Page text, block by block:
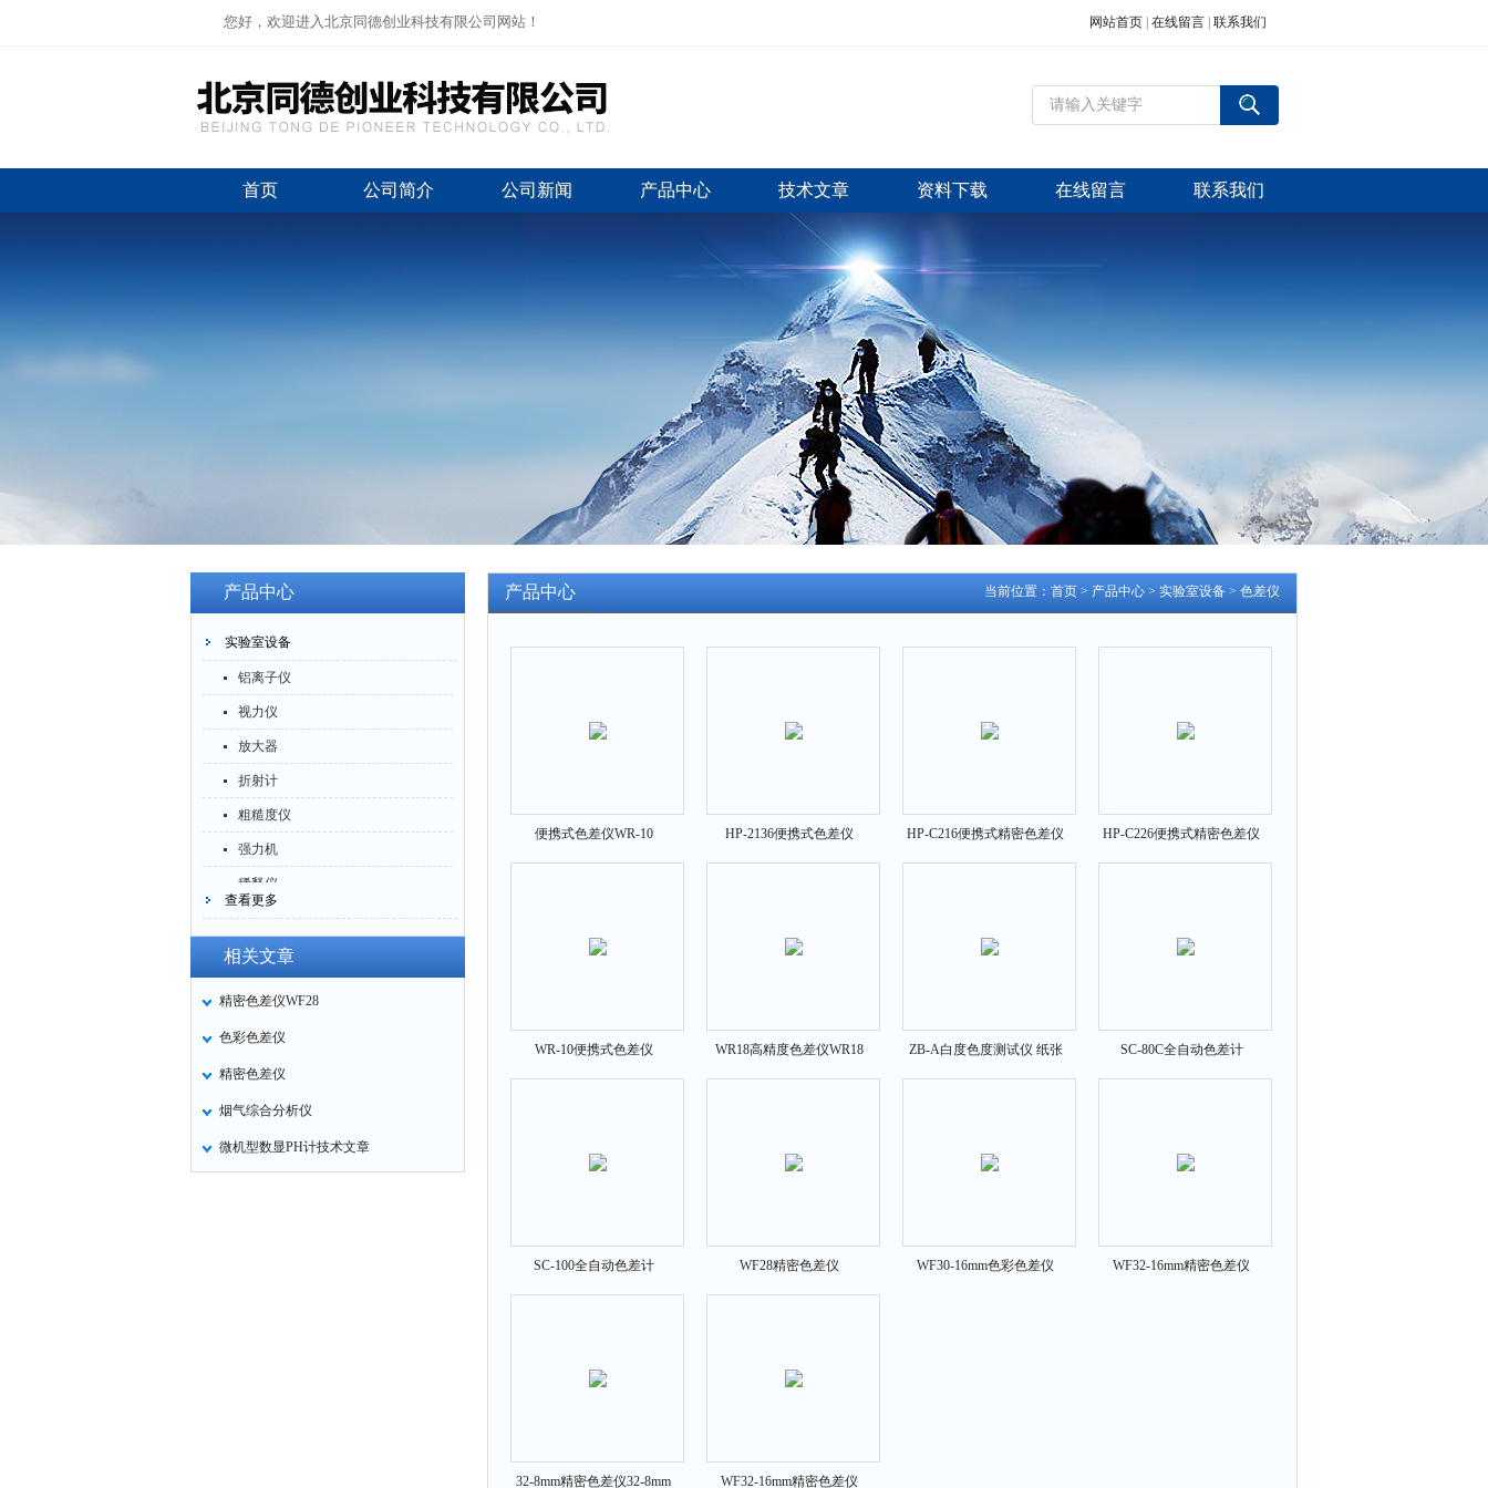
您好，欢迎进入北京同德创业科技有限公司网站！ 网站首页 在线留言 联系我们
首页 公司简介 公司新闻 产品中心 技术文章 资料下载 在线留言 联系我们
产品中心
实验室设备
铝离子仪
视力仪
放大器
折射计
粗糙度仪
强力机
稀释仪
萃取仪
洗油仪
进样器
查看更多
相关文章
精密色差仪WF28
色彩色差仪
精密色差仪
烟气综合分析仪
微机型数显PH计技术文章
当前位置： 首页 > 产品中心 > 实验室设备 > 色差仪
产品中心
便携式色差仪WR-10 HP-2136便携式色差仪 HP-C216便携式精密色差仪 HP-C226便携式精密色差仪
WR-10便携式色差仪 WR18高精度色差仪WR18
ZB-A白度色度测试仪 纸张
色度仪
SC-80C全自动色差计
SC-100全自动色差计 WF28精密色差仪 WF30-16mm色彩色差仪
WF32-16mm精密色差仪
32-8mm精密色差仪32-8mm WF32-16mm精密色差仪